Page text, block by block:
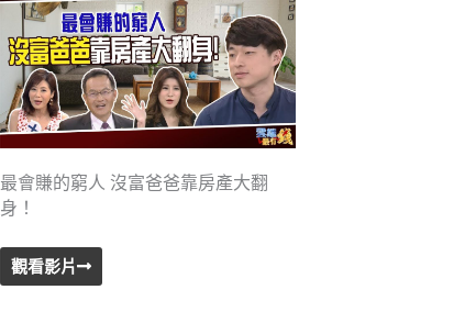
最會賺的窮人 沒富爸爸靠房產大翻
身！
觀看影片